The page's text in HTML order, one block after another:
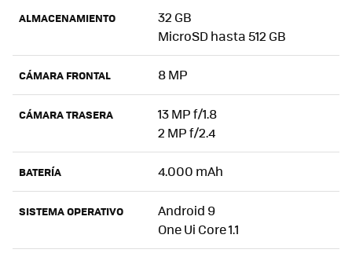
ALMACENAMIENTO
32 GB
MicroSD hasta 512 GB
CÁMARA FRONTAL 8 MP
CÁMARA TRASERA
13 MP f/1.8
2 MP f/2.4
BATERÍA 4.000 mAh
SISTEMA OPERATIVO
Android 9
One Ui Core 1.1